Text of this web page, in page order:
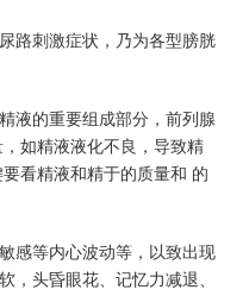
路刺激症状，乃为各型膀胱
液的重要组成部分，前列腺
如精液液化不良，导致精
看精液和精于的质量和 的
感等内心波动等，以致出现
，头昏眼花、记忆力减退、